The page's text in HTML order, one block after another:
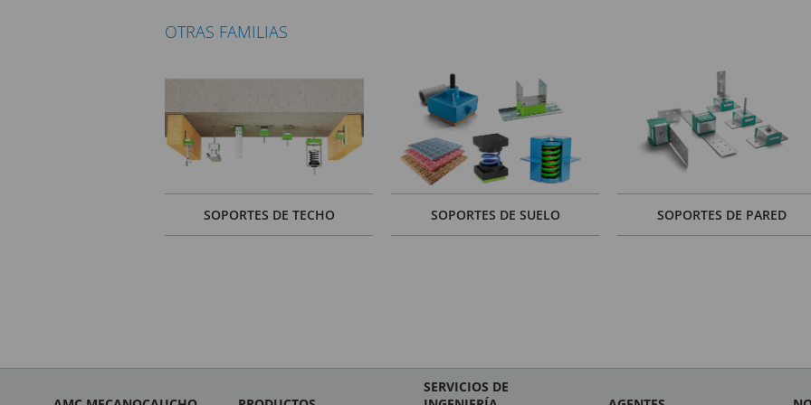
OTRAS FAMILIAS
SOPORTES DE TECHO SOPORTES DE SUELO SOPORTES DE PARED
SERVICIOS DE